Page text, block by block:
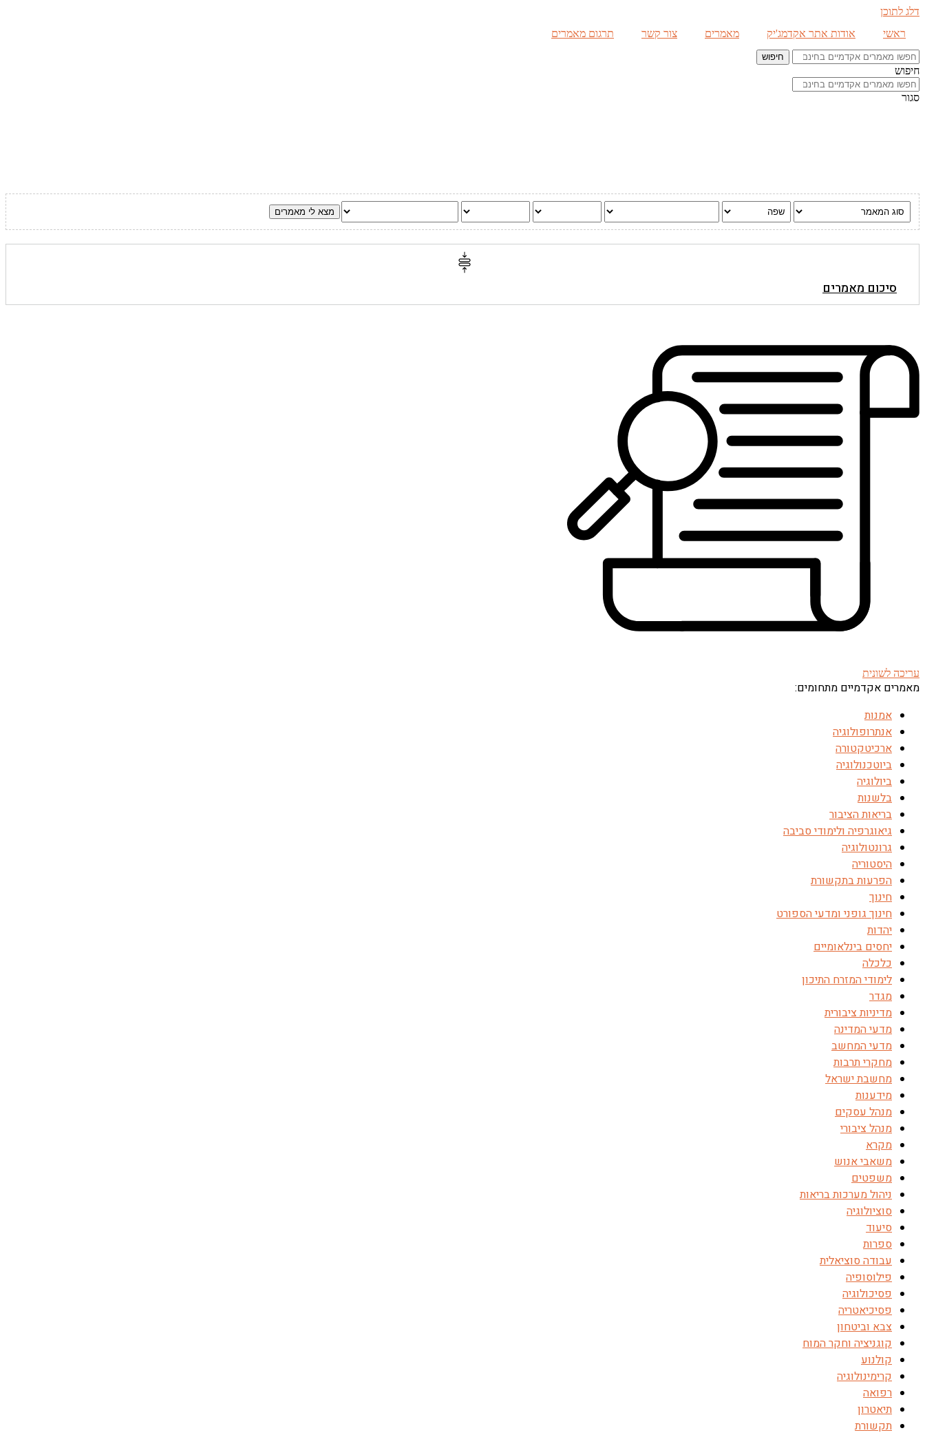
דלג לתוכן
ראשי
אודות אתר אקדמג'יק מאמרים צור קשר תרגום מאמרים
חיפוש
חיפוש
סגור
סיכום מאמרים
עריכה לשונית
מאמרים אקדמיים מתחומים:
אמנות
אנתרופולוגיה
ארכיטקטורה
ביוטכנולוגיה
ביולוגיה
בלשנות
בריאות הציבור
גיאוגרפיה ולימודי סביבה
גרונטולוגיה
היסטוריה
הפרעות בתקשורת
חינוך
חינוך גופני ומדעי הספורט
יהדות
יחסים בינלאומיים
כלכלה
לימודי המזרח התיכון
מגדר
מדיניות ציבורית
מדעי המדינה
מדעי המחשב
מחקרי תרבות
מחשבת ישראל
מידענות
מנהל עסקים
מנהל ציבורי
מקרא
משאבי אנוש
משפטים
ניהול מערכות בריאות
סוציולוגיה
סיעוד
ספרות
עבודה סוציאלית
פילוסופיה
פסיכולוגיה
פסיכיאטריה
צבא וביטחון
קוגניציה וחקר המוח
קולנוע
קרימינולוגיה
רפואה
תיאטרון
תקשורת